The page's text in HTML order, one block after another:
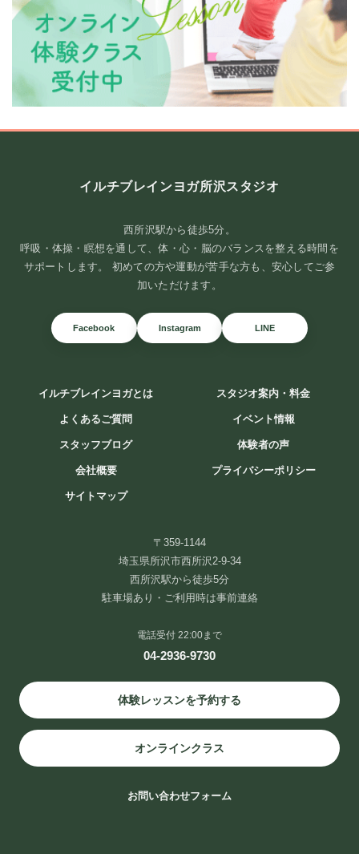
イルチブレインヨガ所沢スタジオ
西所沢駅から徒歩5分。
呼吸・体操・瞑想を通して、体・心・脳のバランスを整える時間を
サポートします。 初めての方や運動が苦手な方も、安心してご参
加いただけます。
Facebook Instagram LINE
イルチブレインヨガとは スタジオ案内・料金
よくあるご質問 イベント情報
スタッフブログ 体験者の声
会社概要 プライバシーポリシー
サイトマップ
〒359-1144
埼玉県所沢市西所沢2-9-34
西所沢駅から徒歩5分
駐車場あり・ご利用時は事前連絡
電話受付 22:00まで
04-2936-9730
体験レッスンを予約する
オンラインクラス
お問い合わせフォーム
ストレスで詰まった胸を、ゆるめてみませんか？ 考えごとやストレ
スが多いと、知らな ...
続きを読む
2026年8月2日/＃胸がゆるむ＃呼吸が深まる＃腹が温まり＃頭がすっき
り＃腸と脳,ブログ
8月が始まりました
〒359-1144 埼玉県所沢市西所沢２丁目９−３４ TEL:04-2936-9730
イルチブレインヨガ所沢スタジオ